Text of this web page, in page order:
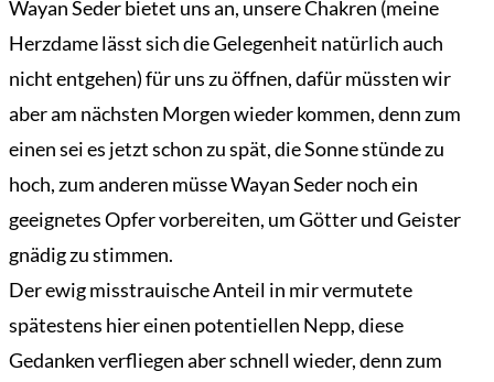
Wayan Seder bietet uns an, unsere Chakren (meine
Herzdame lässt sich die Gelegenheit natürlich auch
nicht entgehen) für uns zu öffnen, dafür müssten wir
aber am nächsten Morgen wieder kommen, denn zum
einen sei es jetzt schon zu spät, die Sonne stünde zu
hoch, zum anderen müsse Wayan Seder noch ein
geeignetes Opfer vorbereiten, um Götter und Geister
gnädig zu stimmen.
Der ewig misstrauische Anteil in mir vermutete
spätestens hier einen potentiellen Nepp, diese
Gedanken verfliegen aber schnell wieder, denn zum